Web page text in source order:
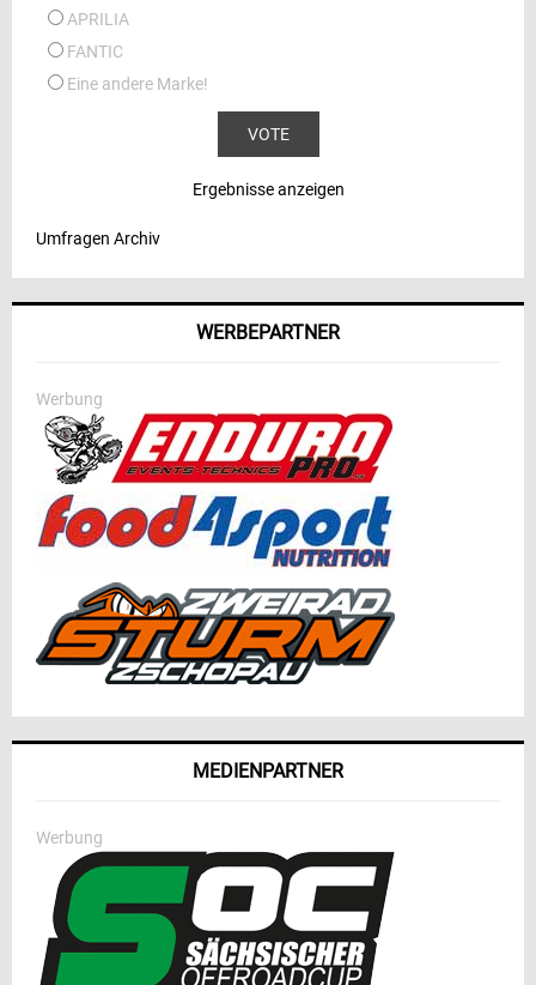
APRILIA
FANTIC
Eine andere Marke!
Ergebnisse anzeigen
Umfragen Archiv
WERBEPARTNER
Werbung
MEDIENPARTNER
Werbung